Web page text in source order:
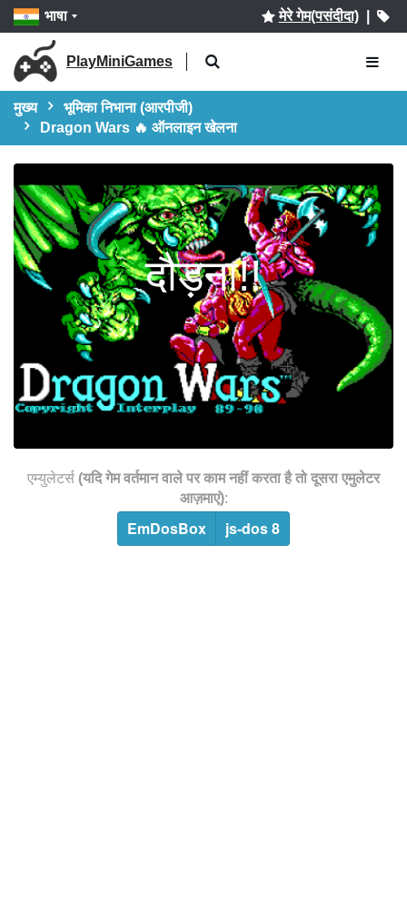
भाषा मेरे गेम(पसंदीदा)|
PlayMiniGames
मुख्य
भूमिका निभाना (आरपीजी)
Dragon Wars 🔥 ऑनलाइन खेलना
दौड़ना!!
एम्युलेटर्स (यदि गेम वर्तमान वाले पर काम नहीं करता है तो दूसरा एमुलेटर
आज़माएं):
EmDosBox js-dos 8